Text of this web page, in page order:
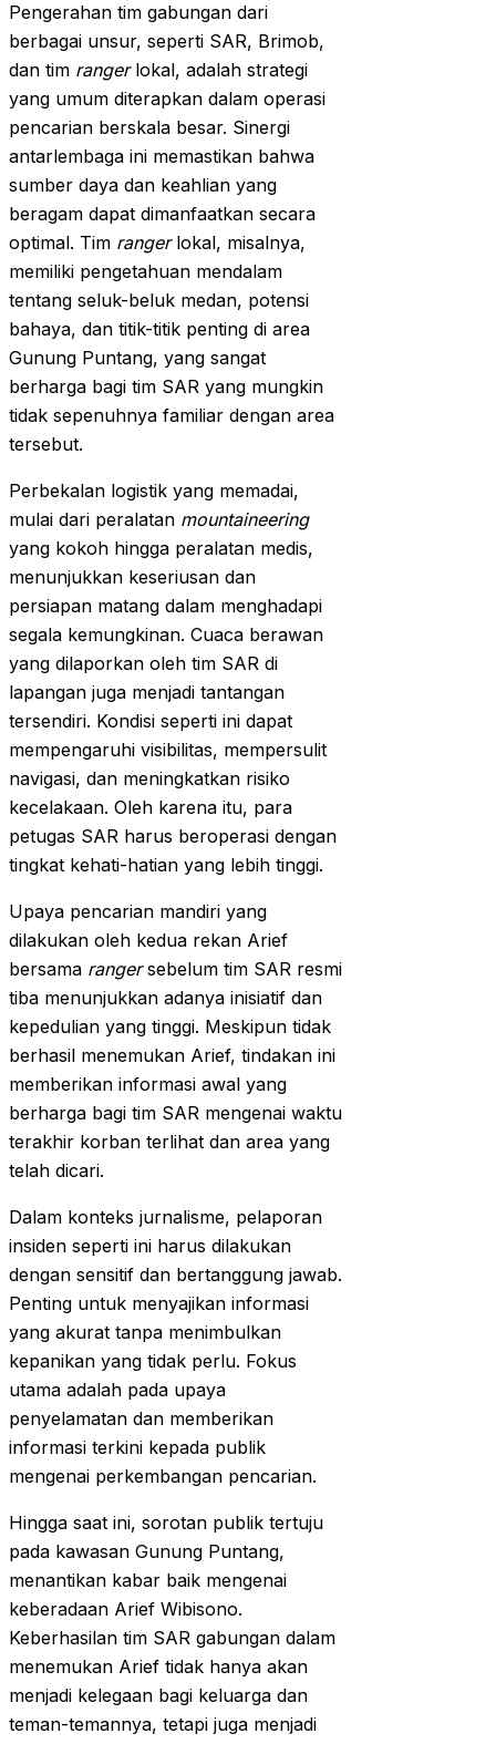
Pengerahan tim gabungan dari
berbagai unsur, seperti SAR, Brimob,
dan tim rangerlokal, adalah strategi
yang umum diterapkan dalam operasi
pencarian berskala besar. Sinergi
antarlembaga ini memastikan bahwa
sumber daya dan keahlian yang
beragam dapat dimanfaatkan secara
optimal. Tim rangerlokal, misalnya,
memiliki pengetahuan mendalam
tentang seluk-beluk medan, potensi
bahaya, dan titik-titik penting di area
Gunung Puntang, yang sangat
berharga bagi tim SAR yang mungkin
tidak sepenuhnya familiar dengan area
tersebut.
Perbekalan logistik yang memadai,
mulai dari peralatan mountaineering
yang kokoh hingga peralatan medis,
menunjukkan keseriusan dan
persiapan matang dalam menghadapi
segala kemungkinan. Cuaca berawan
yang dilaporkan oleh tim SAR di
lapangan juga menjadi tantangan
tersendiri. Kondisi seperti ini dapat
mempengaruhi visibilitas, mempersulit
navigasi, dan meningkatkan risiko
kecelakaan. Oleh karena itu, para
petugas SAR harus beroperasi dengan
tingkat kehati-hatian yang lebih tinggi.
Upaya pencarian mandiri yang
dilakukan oleh kedua rekan Arief
bersama rangersebelum tim SAR resmi
tiba menunjukkan adanya inisiatif dan
kepedulian yang tinggi. Meskipun tidak
berhasil menemukan Arief, tindakan ini
memberikan informasi awal yang
berharga bagi tim SAR mengenai waktu
terakhir korban terlihat dan area yang
telah dicari.
Dalam konteks jurnalisme, pelaporan
insiden seperti ini harus dilakukan
dengan sensitif dan bertanggung jawab.
Penting untuk menyajikan informasi
yang akurat tanpa menimbulkan
kepanikan yang tidak perlu. Fokus
utama adalah pada upaya
penyelamatan dan memberikan
informasi terkini kepada publik
mengenai perkembangan pencarian.
Hingga saat ini, sorotan publik tertuju
pada kawasan Gunung Puntang,
menantikan kabar baik mengenai
keberadaan Arief Wibisono.
Keberhasilan tim SAR gabungan dalam
menemukan Arief tidak hanya akan
menjadi kelegaan bagi keluarga dan
teman-temannya, tetapi juga menjadi